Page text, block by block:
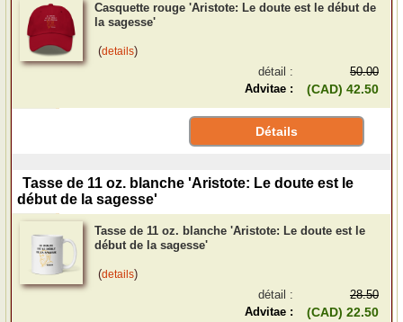
Casquette rouge 'Aristote: Le doute est le début de
la sagesse'
(details)
détail :
50.00
Advitae :
(CAD) 42.50
Détails
Tasse de 11 oz. blanche 'Aristote: Le doute est le
début de la sagesse'
Tasse de 11 oz. blanche 'Aristote: Le doute est le
début de la sagesse'
(details)
détail :
28.50
Advitae :
(CAD) 22.50